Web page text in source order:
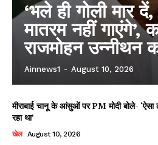
‘भले ही गोली मार
मातरम नहीं गाएंगे’,
राजमोहन उन्नीथन
Ainnews1 - August 10, 2026
मीराबाई चानू के आंसुओं पर PM मोदी बोले-
रहा था’
खेल August 10, 2026